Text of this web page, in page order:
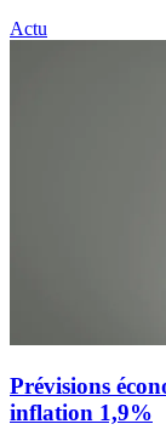
Actu
Prévisions
inflation 1,9%